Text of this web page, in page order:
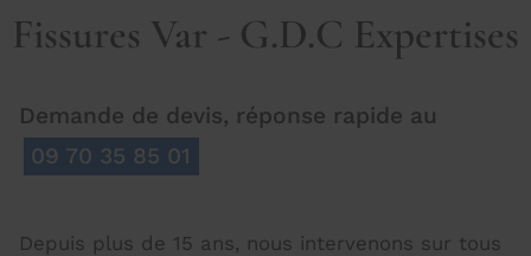
Fissures Var - G.D.C Expertises
Demande de devis, réponse rapide au
09 70 35 85 01
Depuis plus de 15 ans, nous intervenons sur tous